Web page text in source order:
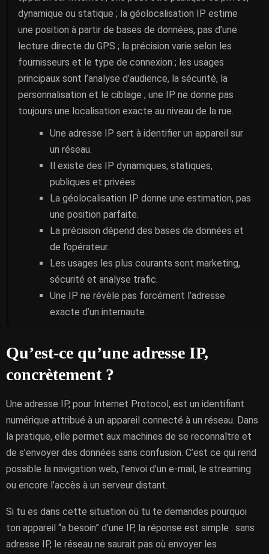
dynamique ou statique ; la géolocalisation IP estime
une position à partir de bases de données, pas d’une
lecture directe du GPS ; la précision varie selon les
fournisseurs et le type de connexion ; les usages
principaux sont l’analyse d’audience, la sécurité, la
personnalisation et le ciblage ; une IP ne donne pas
toujours une localisation exacte au niveau de la rue.
Une adresse IP sert à identifier un appareil sur
un réseau.
Il existe des IP dynamiques, statiques,
publiques et privées.
La géolocalisation IP donne une estimation, pas
une position parfaite.
La précision dépend des bases de données et
de l’opérateur.
Les usages les plus courants sont marketing,
sécurité et analyse trafic.
Une IP ne révèle pas forcément l’adresse
exacte d’un internaute.
Qu’est-ce qu’une adresse IP,
concrètement ?
Une adresse IP, pour Internet Protocol, est un identifiant
numérique attribué à un appareil connecté à un réseau. Dans
la pratique, elle permet aux machines de se reconnaître et
de s’envoyer des données sans confusion. C’est ce qui rend
possible la navigation web, l’envoi d’un e-mail, le streaming
ou encore l’accès à un serveur distant.
Si tu es dans cette situation où tu te demandes pourquoi
ton appareil “a besoin” d’une IP, la réponse est simple : sans
adresse IP, le réseau ne saurait pas où envoyer les